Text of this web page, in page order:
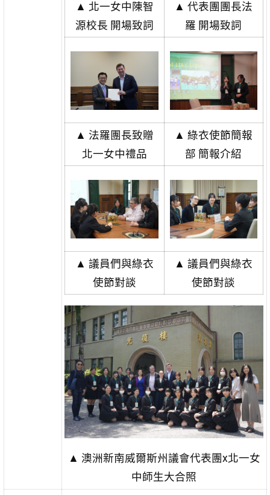
▲ 北一女中陳智
源校長 開場致詞
▲ 代表團團長法
羅 開場致詞
▲ 法羅團長致贈
北一女中禮品
▲ 綠衣使節簡報
部 簡報介紹
▲ 議員們與綠衣
使節對談
▲ 議員們與綠衣
使節對談
▲ 澳洲新南威爾斯州議會代表團x北一女
中師生大合照